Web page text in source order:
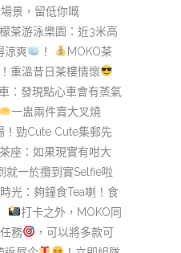
景，留低你嘅
茶游泳樂園：近3米高
涼爽
！
MOKO茶
重溫昔日茶樓情懷
：發現點心車會有蒸氣
一盅兩件賣大叉燒
！勁Cute Cute集郵先
座：如果現實有咁大
就一於攬到實Selfie啦
光：夠鐘食Tea喇！食
打卡之外，MOKO同
務
，可以將多款可